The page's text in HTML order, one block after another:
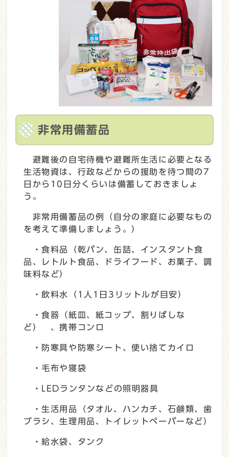
非常用備蓄品
避難後の自宅待機や避難所生活に必要となる
生活物資は、行政などからの援助を待つ間の7
日から10日分くらいは備蓄しておきましょ
う。
非常用備蓄品の例（自分の家庭に必要なもの
を考えて準備しましょう。）
・食料品（乾パン、缶詰、インスタント食
品、レトルト食品、ドライフード、お菓子、調
味料など）
・飲料水（1人1日3リットルが目安）
・食器（紙皿、紙コップ、割りばしな
ど） 、携帯コンロ
・防寒具や防寒シート、使い捨てカイロ
・毛布や寝袋
・LEDランタンなどの照明器具
・生活用品（タオル、ハンカチ、石鹸類、歯
ブラシ、生理用品、トイレットペーパーなど）
・給水袋、タンク